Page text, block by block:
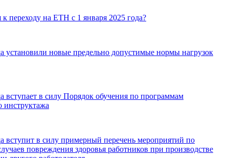
к переходу на ЕТН с 1 января 2025 года?
установили новые предельно допустимые нормы нагрузок
вступает в силу Порядок обучения по программам
инструктажа
вступит в силу примерный перечень мероприятий по
повреждения здоровья работников при производстве